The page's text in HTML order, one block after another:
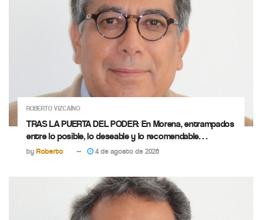
ROBERTO VIZCAÍNO
TRAS LA PUERTA DEL PODER: En Morena, entrampados
entre lo posible, lo deseable y lo recomendable…
by Roberto 4 de agosto de 2026